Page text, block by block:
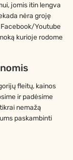
jomis itin lengva
nėra groję
Youtube
kurioje rodome
fleitų, kainos
ir padėsime
nemažą
paskambinti